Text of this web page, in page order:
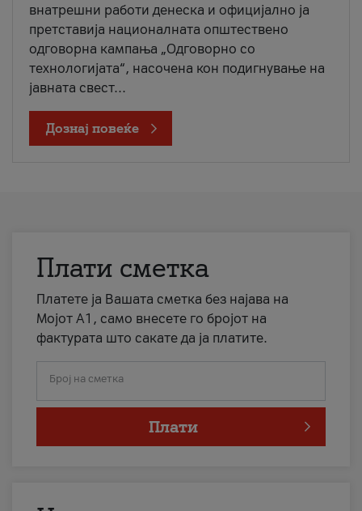
внатрешни работи денеска и официјално ја
претставија националната општествено
одговорна кампања „Одговорно со
технологијата“, насочена кон подигнување на
јавната свест...
Дознај повеќе
Плати сметка
Платете ја Вашата сметка без најава на
Мојот А1, само внесете го бројот на
фактурата што сакате да ја платите.
Број на сметка
Плати